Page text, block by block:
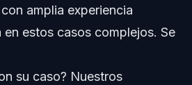
Firm
de los Abogados
amplia experiencia
en estos casos complejos. Se
su caso? Nuestros